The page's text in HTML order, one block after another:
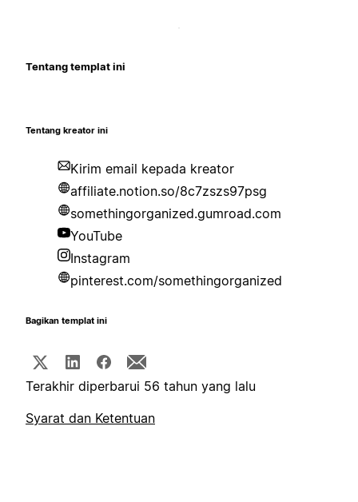
Tentang templat ini
Tentang kreator ini
Kirim email kepada kreator
affiliate.notion.so/8c7zszs97psg
somethingorganized.gumroad.com
YouTube
Instagram
pinterest.com/somethingorganized
Bagikan templat ini
Terakhir diperbarui 56 tahun yang lalu
Syarat dan Ketentuan